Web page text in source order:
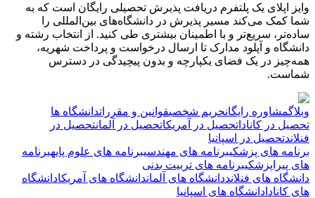
وایز اپلای یک پلتفرم دریافت پذیرش تحصیلی رایگان است که به
شما کمک می‌کند مسیر پذیرش در دانشگاه‌های بین‌المللی را
ساده‌تر، سریع‌تر و با اطمینان بیشتری طی کنید. از انتخاب رشته و
دانشگاه و آپلود مدارک تا ارسال درخواست و پرداخت شهریه،
همه‌چیز در یک فضای یکپارچه و بدون پیچیدگی در دسترس
شماست.
وبلاگمشاوره رایگانحریم شخصیقوانین و مقرراتدانشگاه ها
تحصیل در کانادا تحصیل در آمریکاتحصیل در آلمانتحصیل در
فنلاندتحصیل در اسپانیا
برنامه های پزشکیبرنامه های مهندسیبرنامه های علوم پایهبرنامه
های پیراپزشکیبرنامه های تربیت بدنی
دانشگاه های فنلانددانشگاه های آلماندانشگاه های آمریکادانشگاه
های کانادا دانشگاه های اسپانیا